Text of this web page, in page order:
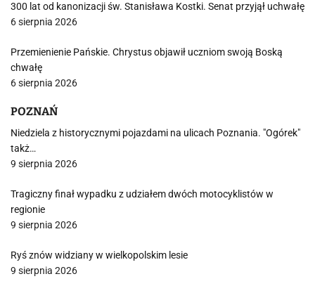
300 lat od kanonizacji św. Stanisława Kostki. Senat przyjął uchwałę
6 sierpnia 2026
Przemienienie Pańskie. Chrystus objawił uczniom swoją Boską
chwałę
6 sierpnia 2026
POZNAŃ
Niedziela z historycznymi pojazdami na ulicach Poznania. "Ogórek"
takż…
9 sierpnia 2026
Tragiczny finał wypadku z udziałem dwóch motocyklistów w
regionie
9 sierpnia 2026
Ryś znów widziany w wielkopolskim lesie
9 sierpnia 2026